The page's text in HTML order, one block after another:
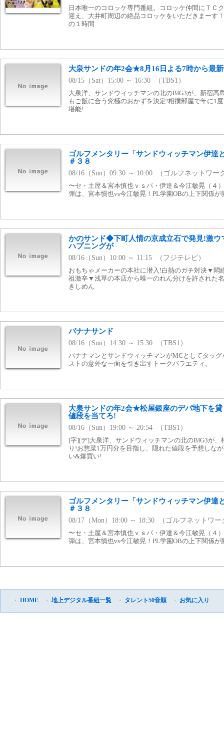
日本唯一のコロッケ専門番組。コロッケ仲間にＴ
迎え、大井町周辺の絶品コロッケをいただきまーす
の１時間
大泉サンドの年2会★8月16日よる7時から最
08/15（Sat）15:00 ～ 16:30 （TBS1）
大泉洋、サンドウィッチマンの北のBIG3が、新宿高
もご飯に合う究極のおかずを決定!相撲部屋で年に1
堪能!
ゴルフメンタリー「サンドウィッチマン伊達
＃３８
08/16（Sun）09:30 ～ 10:00 （ゴルフネットワー
〜セ・土屋＆宮本慎也ｖｓパ・伊達＆今江敏晃（
弾は、宮本慎也vs今江敏晃！PL学園OBの上下関係が
かのサンド◆下町人情の京成立石で発見!激ウ
ハプニングが
08/16（Sun）10:00 ～ 11:15 （フジテレビ）
おもちゃメーカーの本社に潜入!白熱のガチ対決▼悶
祖激辛▼浅草の本店から唯一のれん分けを許された
きしめん
バナナサンド
08/16（Sun）14:30 ～ 15:30 （TBS1）
バナナマンとサンドウィッチマンがMCとしてタッ
ストの意外な一面を引き出すトークバラエティ。
大泉サンドの年2会★松屋銀座のデパ地下を
値段を当てろ!
08/16（Sun）19:00 ～ 20:54 （TBS1）
[字][デ]大泉洋、サンドウィッチマンの北のBIG3が
り!お惣菜1万円分を目指し、隠れた値段を予想しな
い&爆買い!
ゴルフメンタリー「サンドウィッチマン伊達
＃３８
08/17（Mon）18:00 ～ 18:30 （ゴルフネットワー
〜セ・土屋＆宮本慎也ｖｓパ・伊達＆今江敏晃（
弾は、宮本慎也vs今江敏晃！PL学園OBの上下関係が
・ HOME ・ 地上デジタル番組一覧 ・ タレント50音順 ・ お気に入り